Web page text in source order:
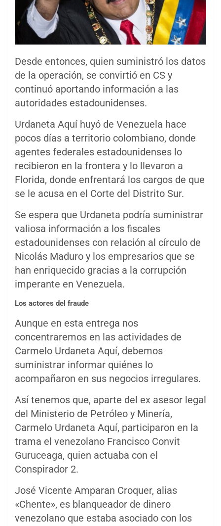
Desde entonces, quien suministró los datos
de la operación, se convirtió en CS y
continuó aportando información a las
autoridades estadounidenses.
Urdaneta Aquí huyó de Venezuela hace
pocos días a territorio colombiano, donde
agentes federales estadounidenses lo
recibieron en la frontera y lo llevaron a
Florida, donde enfrentará los cargos de que
se le acusa en el Corte del Distrito Sur.
Se espera que Urdaneta podría suministrar
valiosa información a los fiscales
estadounidenses con relación al círculo de
Nicolás Maduro y los empresarios que se
han enriquecido gracias a la corrupción
imperante en Venezuela.
Los actores del fraude
Aunque en esta entrega nos
concentraremos en las actividades de
Carmelo Urdaneta Aquí, debemos
suministrar informar quiénes lo
acompañaron en sus negocios irregulares.
Así tenemos que, aparte del ex asesor legal
del Ministerio de Petróleo y Minería,
Carmelo Urdaneta Aquí, participaron en la
trama el venezolano Francisco Convit
Guruceaga, quien actuaba con el
Conspirador 2.
José Vicente Amparan Croquer, alias
«Chente», es blanqueador de dinero
venezolano que estaba asociado con los